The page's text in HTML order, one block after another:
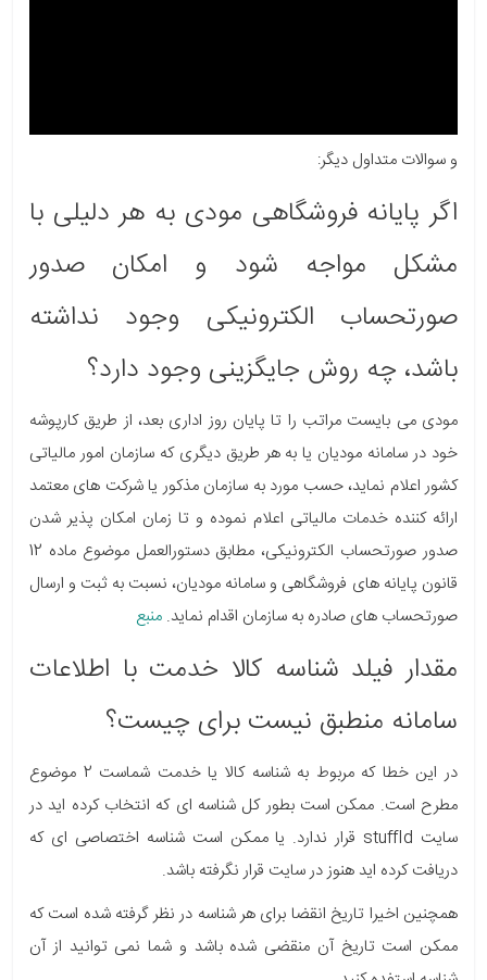
و سوالات متداول دیگر:
اگر پایانه فروشگاهی مودی به هر دلیلی با
مشکل مواجه شود و امکان صدور
صورتحساب الکترونیکی وجود نداشته
باشد، چه روش جایگزینی وجود دارد؟
مودی می بایست مراتب را تا پایان روز اداری بعد، از طریق کارپوشه
خود در سامانه مودیان یا به هر طریق دیگری که سازمان امور مالیاتی
کشور اعلام نماید، حسب مورد به سازمان مذکور یا شرکت های معتمد
ارائه کننده خدمات مالیاتی اعلام نموده و تا زمان امکان پذیر شدن
صدور صورتحساب الکترونیکی، مطابق دستورالعمل موضوع ماده 12
قانون پایانه های فروشگاهی و سامانه مودیان، نسبت به ثبت و ارسال
صورتحساب های صادره به سازمان اقدام نماید. منبع
مقدار فیلد شناسه کالا خدمت با اطلاعات
سامانه منطبق نیست برای چیست؟
در این خطا که مربوط به شناسه کالا یا خدمت شماست 2 موضوع
مطرح است. ممکن است بطور کل شناسه ای که انتخاب کرده اید در
سایت stuffId قرار ندارد. یا ممکن است شناسه اختصاصی ای که
دریافت کرده اید هنوز در سایت قرار نگرفته باشد.
همچنین اخیرا تاریخ انقضا برای هر شناسه در نظر گرفته شده است که
ممکن است تاریخ آن منقضی شده باشد و شما نمی توانید از آن